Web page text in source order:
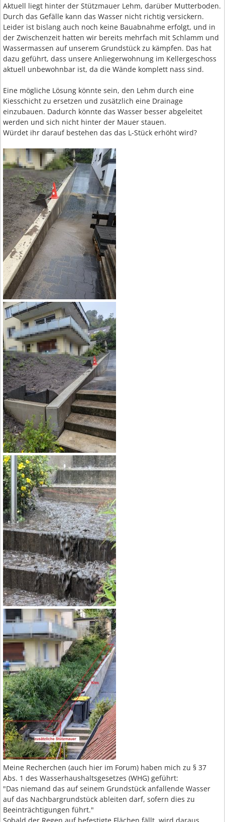
Aktuell liegt hinter der Stützmauer Lehm, darüber Mutterboden.
Durch das Gefälle kann das Wasser nicht richtig versickern.
Leider ist bislang auch noch keine Bauabnahme erfolgt, und in
der Zwischenzeit hatten wir bereits mehrfach mit Schlamm und
Wassermassen auf unserem Grundstück zu kämpfen. Das hat
dazu geführt, dass unsere Anliegerwohnung im Kellergeschoss
aktuell unbewohnbar ist, da die Wände komplett nass sind.
Eine mögliche Lösung könnte sein, den Lehm durch eine
Kiesschicht zu ersetzen und zusätzlich eine Drainage
einzubauen. Dadurch könnte das Wasser besser abgeleitet
werden und sich nicht hinter der Mauer stauen.
Würdet ihr darauf bestehen das das L-Stück erhöht wird?
Meine Recherchen (auch hier im Forum) haben mich zu § 37
Abs. 1 des Wasserhaushaltsgesetzes (WHG) geführt:
"Das niemand das auf seinem Grundstück anfallende Wasser
auf das Nachbargrundstück ableiten darf, sofern dies zu
Beeinträchtigungen führt."